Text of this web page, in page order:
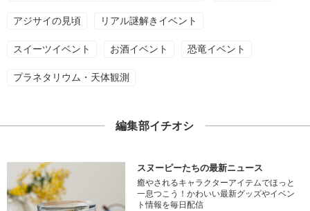
アジサイの見頃 リアル謎解きイベント
スイーツイベント お酒イベント 恐竜イベント
プラネタリウム・天体観測
編集部イチオシ
スヌーピーたちの最新ニュース
癒やされるキャラクターアイテムでほっと
一息つこう！かわいい最新グッズやイベン
ト情報を毎日配信